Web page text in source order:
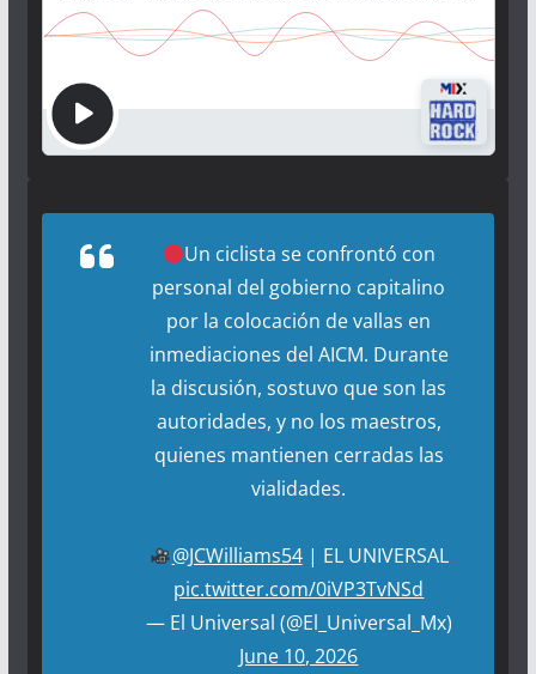
Un ciclista se confrontó con
personal del gobierno capitalino
por la colocación de vallas en
inmediaciones del AICM. Durante
la discusión, sostuvo que son las
autoridades, y no los maestros,
quienes mantienen cerradas las
vialidades.
@JCWilliams54| EL UNIVERSAL
pic.twitter.com/0iVP3TvNSd
— El Universal (@El_Universal_Mx)
June 10, 2026